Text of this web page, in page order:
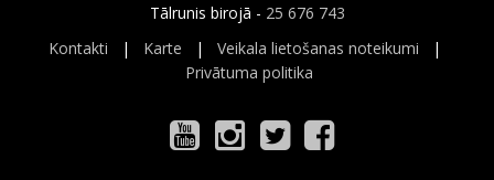
Tālrunis birojā - 25 676 743
Kontakti | Karte | Veikala lietošanas noteikumi |
Privātuma politika